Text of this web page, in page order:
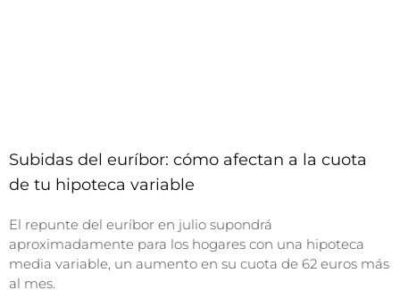
Subidas del euríbor: cómo afectan a la cuota
de tu hipoteca variable
El repunte del euríbor en julio supondrá
aproximadamente para los hogares con una hipoteca
media variable, un aumento en su cuota de 62 euros más
al mes.